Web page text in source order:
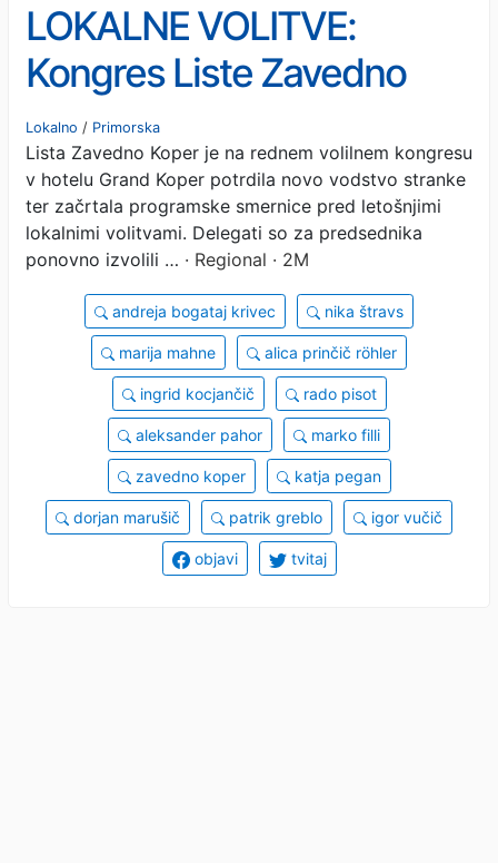
LOKALNE VOLITVE:
Kongres Liste Zavedno
Koper, županskega
kandidata še ni?
Lokalno / Primorska
Lista Zavedno Koper je na rednem volilnem kongresu
v hotelu Grand Koper potrdila novo vodstvo stranke
ter začrtala programske smernice pred letošnjimi
lokalnimi volitvami. Delegati so za predsednika
ponovno izvolili … · Regional · 2M
andreja bogataj krivec nika štravs
marija mahne alica prinčič röhler
ingrid kocjančič rado pisot
aleksander pahor marko filli
zavedno koper katja pegan
dorjan marušič patrik greblo igor vučič
objavi tvitaj